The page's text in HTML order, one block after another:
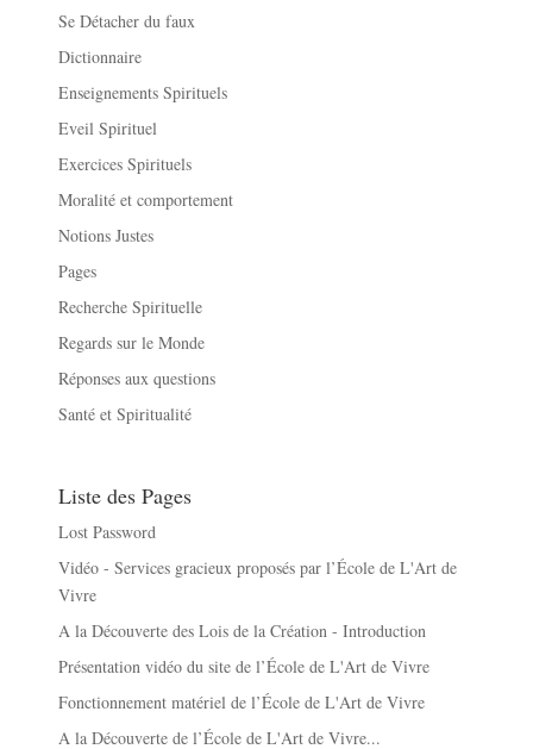
Se Détacher du faux
Dictionnaire
Enseignements Spirituels
Eveil Spirituel
Exercices Spirituels
Moralité et comportement
Notions Justes
Pages
Recherche Spirituelle
Regards sur le Monde
Réponses aux questions
Santé et Spiritualité
Liste des Pages
Lost Password
Vidéo - Services gracieux proposés par l’École de L'Art de
Vivre
A la Découverte des Lois de la Création - Introduction
Présentation vidéo du site de l’École de L'Art de Vivre
Fonctionnement matériel de l’École de L'Art de Vivre
A la Découverte de l’École de L'Art de Vivre...